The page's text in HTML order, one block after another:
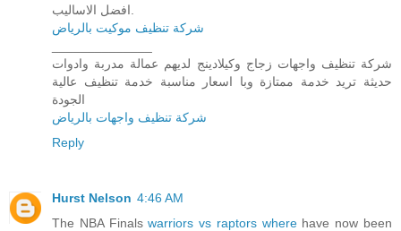
شركة تنظيف موكيت بالرياض
شركة تنظيف واجهات زجاج وكيلادينج لديهم عمالة مدربة وادوات
حديثة تريد خدمة ممتازة وبا اسعار مناسبة خدمة تنظيف عالية
الجودة
شركة تنظيف واجهات بالرياض
Reply
Hurst Nelson 4:46 AM
The NBA Finalswarriors vs raptors wherehave now been